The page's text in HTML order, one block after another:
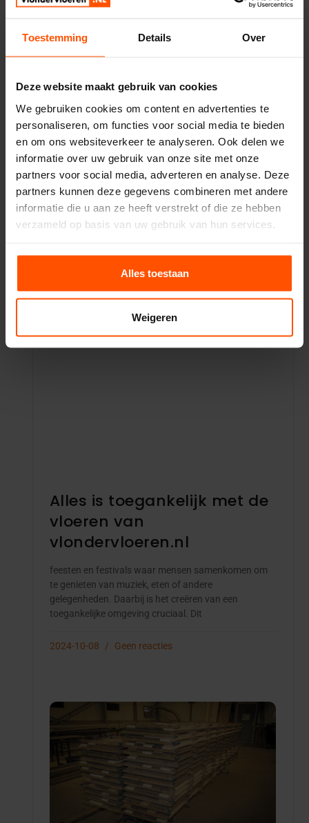
Toestemming Details Over
Deze website maakt gebruik van cookies
We gebruiken cookies om content en advertenties te
personaliseren, om functies voor social media te bieden
en om ons websiteverkeer te analyseren. Ook delen we
informatie over uw gebruik van onze site met onze
partners voor social media, adverteren en analyse. Deze
partners kunnen deze gegevens combineren met andere
informatie die u aan ze heeft verstrekt of die ze hebben
verzameld op basis van uw gebruik van hun services.
Alles toestaan
Weigeren
2024-09-10
Alles is toegankelijk met de
vloeren van
vlondervloeren.nl
feesten en festivals waar mensen samenkomen om
te genieten van muziek, eten of andere
gelegenheden. Daarbij is het creëren van een
toegankelijke omgeving cruciaal. Dit
2024-10-08 Geen reacties